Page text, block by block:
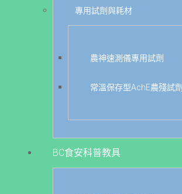
專用試劑與耗材
農神速測儀專用試劑
常溫保存型AchE農殘試劑
BC食安科普教具